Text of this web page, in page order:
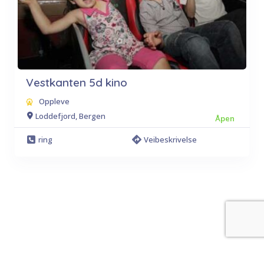
Vestkanten 5d kino
Oppleve
Loddefjord, Bergen
Åpen
ring
Veibeskrivelse